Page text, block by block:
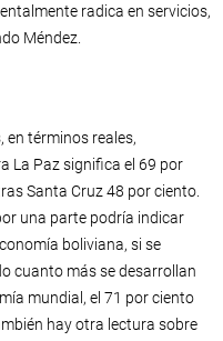
radica en servicios,
Méndez.
en términos reales,
La Paz significa el 69 por
Santa Cruz 48 por ciento.
una parte podría indicar
boliviana, si se
cuanto más se desarrollan
mundial, el 71 por ciento
hay otra lectura sobre